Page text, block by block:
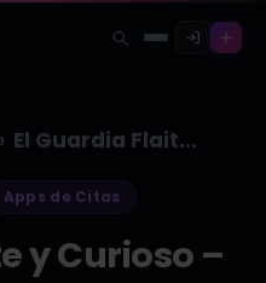
El Guardia Flaite y Curioso –…
Apps de Citas
y Curioso –